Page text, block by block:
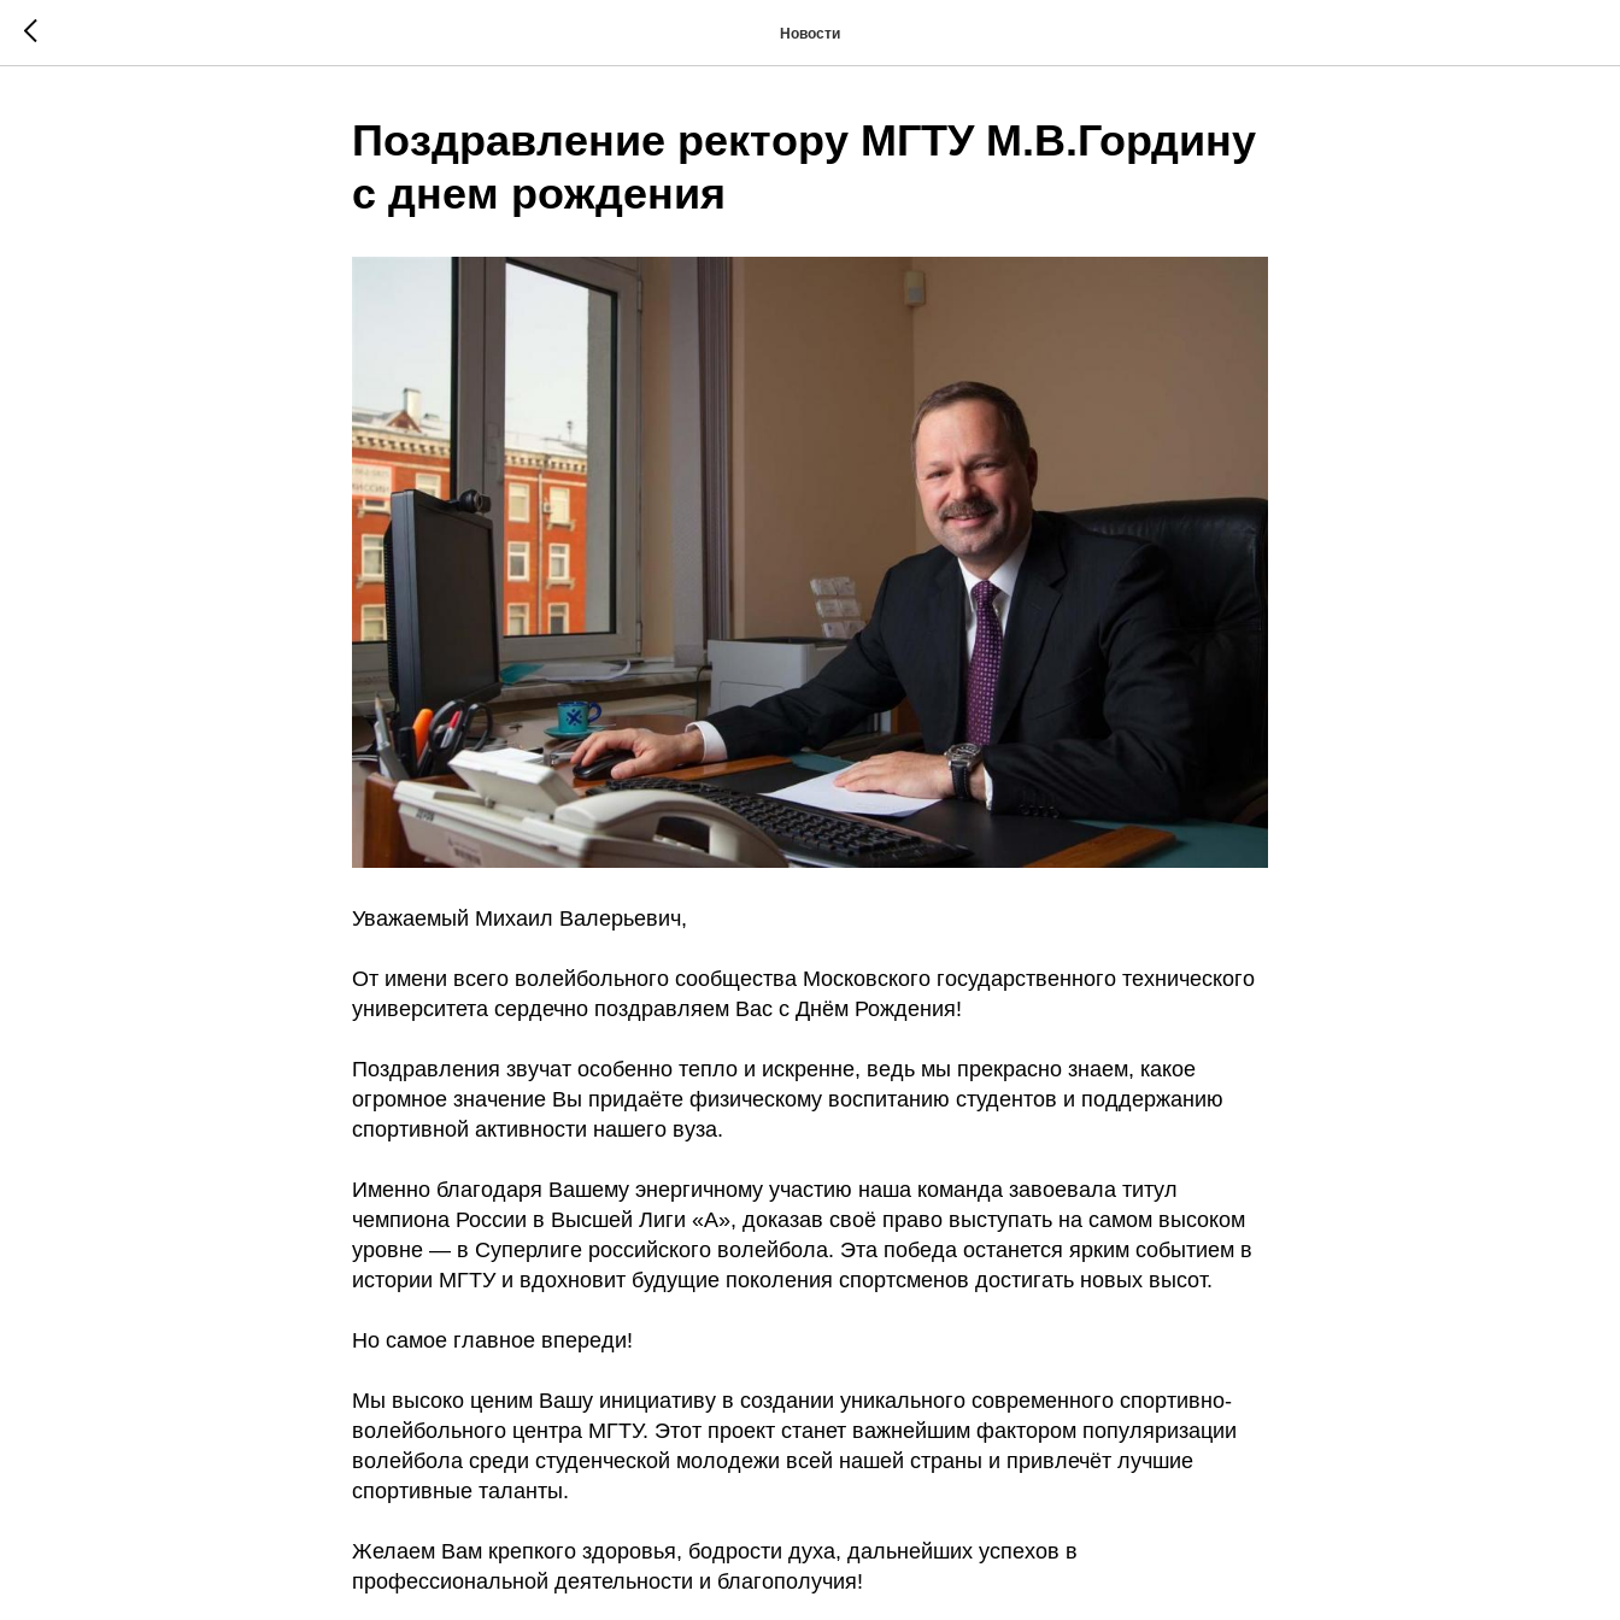
Новости
Поздравление ректору МГТУ М.В.Гордину
с днем рождения
Уважаемый Михаил Валерьевич,
От имени всего волейбольного сообщества Московского государственного технического
университета сердечно поздравляем Вас с Днём Рождения!
Поздравления звучат особенно тепло и искренне, ведь мы прекрасно знаем, какое
огромное значение Вы придаёте физическому воспитанию студентов и поддержанию
спортивной активности нашего вуза.
Именно благодаря Вашему энергичному участию наша команда завоевала титул
чемпиона России в Высшей Лиги «А», доказав своё право выступать на самом высоком
уровне — в Суперлиге российского волейбола. Эта победа останется ярким событием в
истории МГТУ и вдохновит будущие поколения спортсменов достигать новых высот.
Но самое главное впереди!
Мы высоко ценим Вашу инициативу в создании уникального современного спортивно-
волейбольного центра МГТУ. Этот проект станет важнейшим фактором популяризации
волейбола среди студенческой молодежи всей нашей страны и привлечёт лучшие
спортивные таланты.
Желаем Вам крепкого здоровья, бодрости духа, дальнейших успехов в
профессиональной деятельности и благополучия!